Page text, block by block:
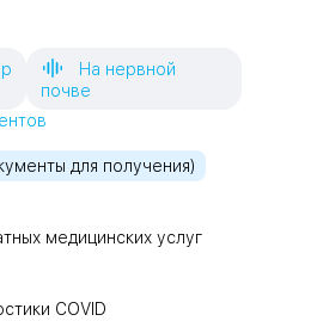
На нервной
почве
для получения)
медицинских услуг
COVID